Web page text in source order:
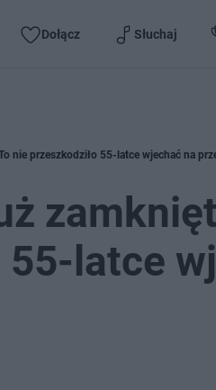
Dołącz Słuchaj
nie przeszkodziło 55-latce wjechać na
55-latce